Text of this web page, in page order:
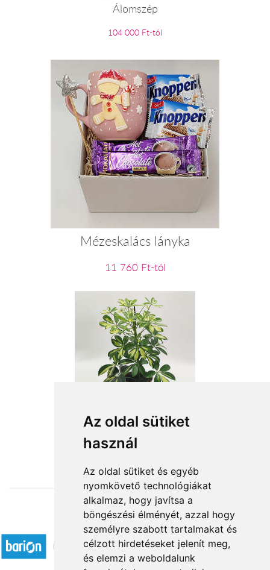
Az oldal sütiket
használ
Az oldal sütiket és egyéb
nyomkövető technológiákat
alkalmaz, hogy javítsa a
böngészési élményét, azzal hogy
személyre szabott tartalmakat és
célzott hirdetéseket jelenít meg,
és elemzi a weboldalunk
Álomszép
104 000 Ft-tól
Mézeskalács lányka
11 760 Ft-tól
Cserepes schefflera
11 280 Ft-tól
Elfogadott fizetési módok